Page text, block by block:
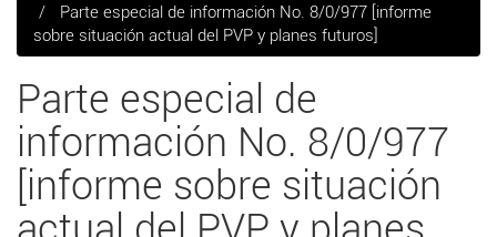
Parte especial de información No. 8/0/977 [informe
sobre situación actual del PVP y planes futuros]
Parte especial de
información No. 8/0/977
[informe sobre situación